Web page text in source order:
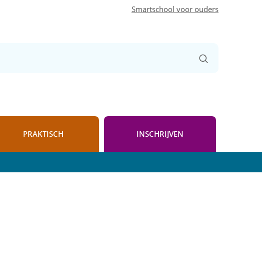
Smartschool voor ouders
PRAKTISCH INSCHRIJVEN